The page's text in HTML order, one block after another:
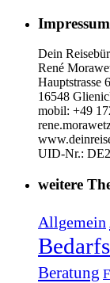
Dein
René
Hauptstrasse
16548
mobil: +49
UID-Nr.:
weitere
Allgemein
Beratung